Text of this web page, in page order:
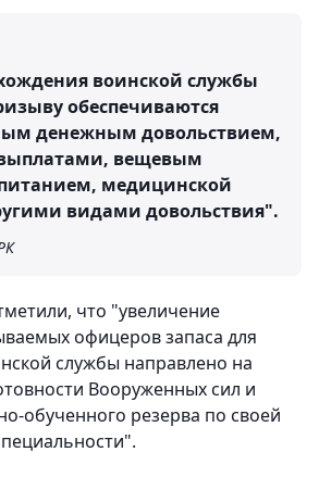
воинской службы
обеспечиваются
денежным довольствием,
вещевым
медицинской
видами довольствия".
что "увеличение
офицеров запаса для
службы направлено на
Вооруженных сил и
обученного резерва по своей